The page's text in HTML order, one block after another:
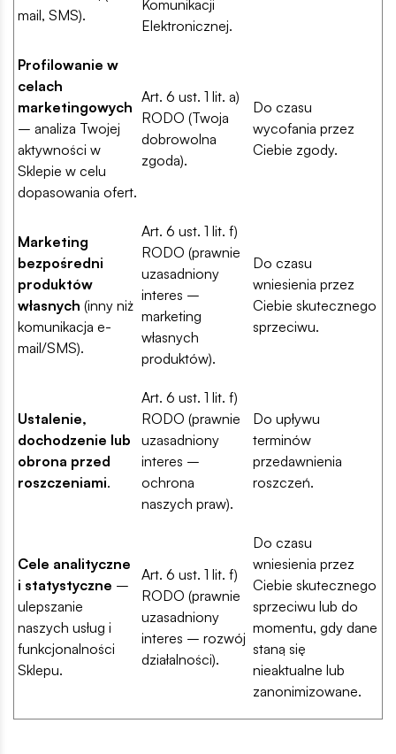
mail, SMS).
Komunikacji
Elektronicznej.
Profilowanie w
celach
marketingowych
– analiza Twojej
aktywności w
Sklepie w celu
dopasowania ofert.
Art. 6 ust. 1 lit. a)
RODO (Twoja
dobrowolna
zgoda).
Do czasu
wycofania przez
Ciebie zgody.
Marketing
bezpośredni
produktów
własnych (inny niż
komunikacja e-
mail/SMS).
Art. 6 ust. 1 lit. f)
RODO (prawnie
uzasadniony
interes –
marketing
własnych
produktów).
Do czasu
wniesienia przez
Ciebie skutecznego
sprzeciwu.
Ustalenie,
dochodzenie lub
obrona przed
roszczeniami.
Art. 6 ust. 1 lit. f)
RODO (prawnie
uzasadniony
interes –
ochrona
naszych praw).
Do upływu
terminów
przedawnienia
roszczeń.
Cele analityczne
i statystyczne –
ulepszanie
naszych usług i
funkcjonalności
Sklepu.
Art. 6 ust. 1 lit. f)
RODO (prawnie
uzasadniony
interes – rozwój
działalności).
Do czasu
wniesienia przez
Ciebie skutecznego
sprzeciwu lub do
momentu, gdy dane
staną się
nieaktualne lub
zanonimizowane.